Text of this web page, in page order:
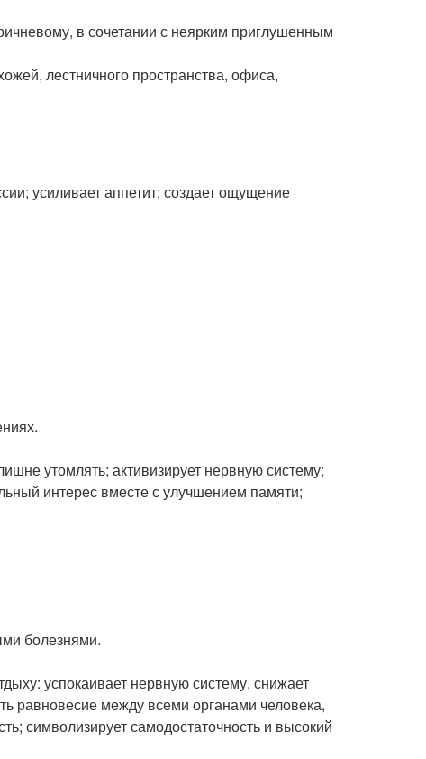
в сочетании с неярким приглушенным
лестничного пространства, офиса,
усиливает аппетит; создает ощущение
утомлять; активизирует нервную систему;
интерес вместе с улучшением памяти;
болезнями.
успокаивает нервную систему, снижает
равновесие между всеми органами человека,
символизирует самодостаточность и высокий